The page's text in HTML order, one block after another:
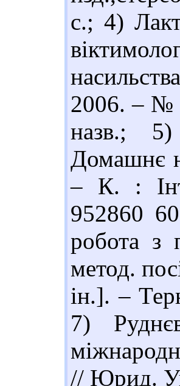
с.; 4)
2006. – №
назв.;
Домашнє
– К. :
952860
робота з
метод.
ін.]. –
7)
// Юрид.